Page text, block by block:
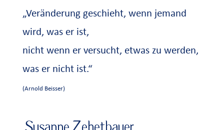
„Veränderung geschieht, wenn jemand
wird, was er ist,
nicht wenn er versucht, etwas zu werden,
was er nicht ist.“
(Arnold Beisser)
Susanne Zehetbauer